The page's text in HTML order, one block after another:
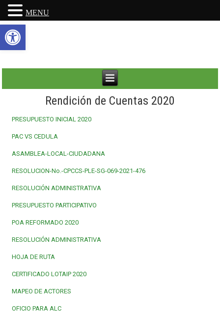
Rendición de Cuentas 2020
PRESUPUESTO INICIAL 2020
PAC VS CEDULA
ASAMBLEA-LOCAL-CIUDADANA
RESOLUCION-No.-CPCCS-PLE-SG-069-2021-476
RESOLUCIÓN ADMINISTRATIVA
PRESUPUESTO PARTICIPATIVO
POA REFORMADO 2020
RESOLUCIÓN ADMINISTRATIVA
HOJA DE RUTA
CERTIFICADO LOTAIP 2020
MAPEO DE ACTORES
OFICIO PARA ALC
MENU
Abrir barra de herramientas